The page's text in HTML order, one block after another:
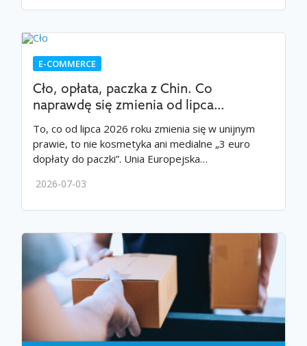
E-COMMERCE
Cło, opłata, paczka z Chin. Co
naprawdę się zmienia od lipca…
To, co od lipca 2026 roku zmienia się w unijnym
prawie, to nie kosmetyka ani medialne „3 euro
dopłaty do paczki”. Unia Europejska…
2026-07-03